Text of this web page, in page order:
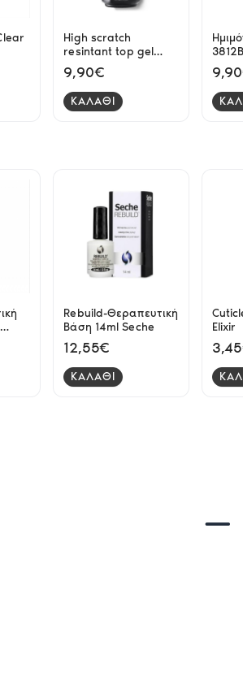
High scratch
resintant top gel
15ml Gel Passion
9,90€
ΚΑΛΑΘΙ
15ml
Rebuild-Θεραπευτική
Βάση 14ml Seche
12,55€
ΚΑΛΑΘΙ
Elixir